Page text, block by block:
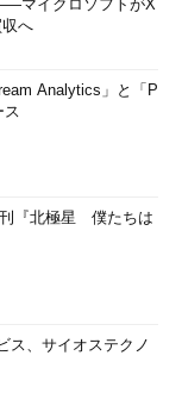
マイクロソフトがX
へ
Analytics」と「P
ス
刊『北極星 僕たちは
ス、サイオステクノ